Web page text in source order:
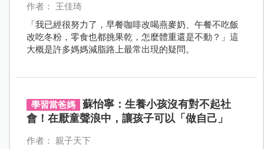
作者： 王佳琦
「我已經很努力了，早餐咖啡改喝燕麥奶、午餐不吃飯
改吃冬粉，零食也都挑果乾，怎麼體重還是不動？」這
大概是許多媽媽減脂路上最常出現的疑問。
學習當爸媽
蘇怡寧：生養小孩沒有對不起社
會！在厭童聲浪中，讓孩子可以「做自己」
作者： 親子天下